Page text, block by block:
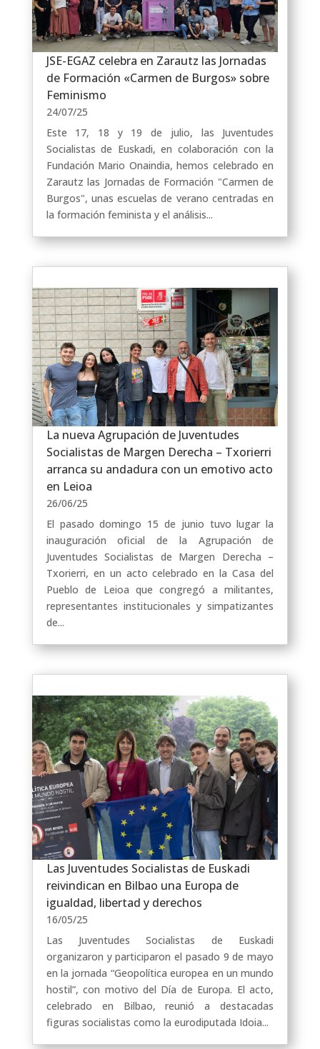
JSE-EGAZ celebra en Zarautz las Jornadas
de Formación «Carmen de Burgos» sobre
Feminismo
24/07/25
Este 17, 18 y 19 de julio, las Juventudes
Socialistas de Euskadi, en colaboración con la
Fundación Mario Onaindia, hemos celebrado en
Zarautz las Jornadas de Formación "Carmen de
Burgos", unas escuelas de verano centradas en
la formación feminista y el análisis...
La nueva Agrupación de Juventudes
Socialistas de Margen Derecha – Txorierri
arranca su andadura con un emotivo acto
en Leioa
26/06/25
El pasado domingo 15 de junio tuvo lugar la
inauguración oficial de la Agrupación de
Juventudes Socialistas de Margen Derecha –
Txorierri, en un acto celebrado en la Casa del
Pueblo de Leioa que congregó a militantes,
representantes institucionales y simpatizantes
de...
Las Juventudes Socialistas de Euskadi
reivindican en Bilbao una Europa de
igualdad, libertad y derechos
16/05/25
Las Juventudes Socialistas de Euskadi
organizaron y participaron el pasado 9 de mayo
en la jornada “Geopolítica europea en un mundo
hostil”, con motivo del Día de Europa. El acto,
celebrado en Bilbao, reunió a destacadas
figuras socialistas como la eurodiputada Idoia...